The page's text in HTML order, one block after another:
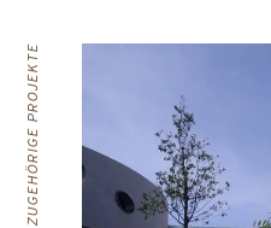
ZUGEHÖRIGE PROJEKTE